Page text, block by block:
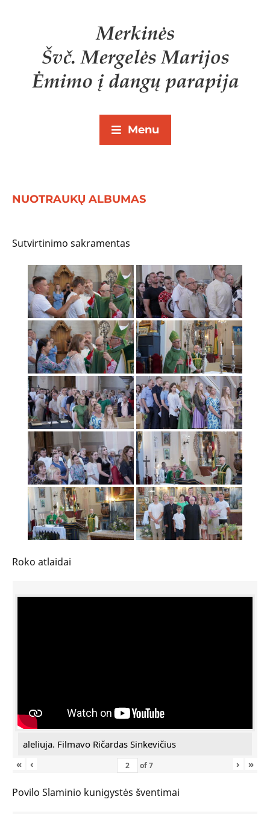
Menu
NUOTRAUKŲ ALBUMAS
Sutvirtinimo sakramentas
Roko atlaidai
aleliuja. Filmavo Ričardas Sinkevičius
«
‹ of7 › »
Povilo Slaminio kunigystės šventimai